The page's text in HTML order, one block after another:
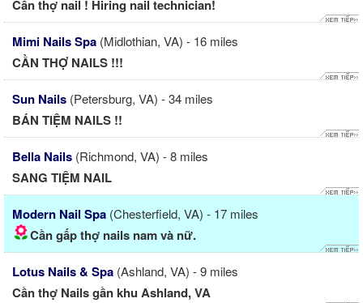
Cần thợ nail ! Hiring nail technician!
Mimi Nails Spa (Midlothian, VA) - 16 miles
CẦN THỢ NAILS !!!
Sun Nails (Petersburg, VA) - 34 miles
BÁN TIỆM NAILS !!
Bella Nails (Richmond, VA) - 8 miles
SANG TIỆM NAIL
Modern Nail Spa (Chesterfield, VA) - 17 miles
Cần gấp thợ nails nam và nữ.
Lotus Nails & Spa (Ashland, VA) - 9 miles
Cần thợ Nails gần khu Ashland, VA